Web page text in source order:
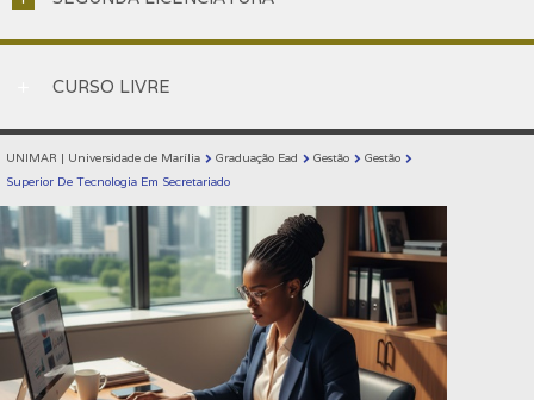
CURSO LIVRE
UNIMAR | Universidade de Marília chevron_right Graduação Ead chevron_right Gestão chevron_right Gestão chevron_right
Superior De Tecnologia Em Secretariado